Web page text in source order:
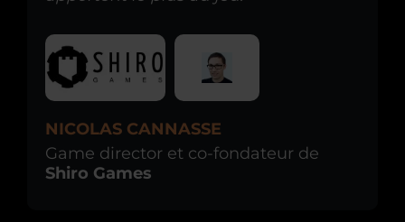
NICOLAS CANNASSE
Game director et co-fondateur de
Shiro Games